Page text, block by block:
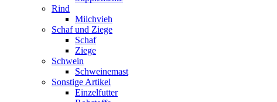
Rind
Milchvieh
Schaf und Ziege
Schaf
Ziege
Schwein
Schweinemast
Sonstige Artikel
Einzelfutter